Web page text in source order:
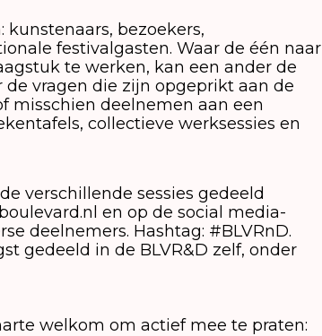
kunstenaars, bezoekers,
festivalgasten. Waar de één naar
te werken, kan een ander de
vragen die zijn opgeprikt aan de
misschien deelnemen aan een
collectieve werksessies en
verschillende sessies gedeeld
en op de social media-
deelnemers. Hashtag: #BLVRnD.
gedeeld in de BLVR&D zelf, onder
welkom om actief mee te praten: